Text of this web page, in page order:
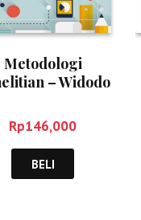
Metodologi
– Widodo
Rp146,000
BELI